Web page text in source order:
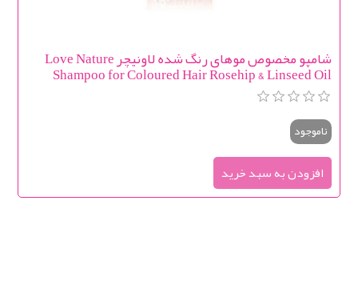
شامپو مخصوص موهای رنگ شده لاونیچر Love Nature
Shampoo for Coloured Hair Rosehip & Linseed Oil
ناموجود